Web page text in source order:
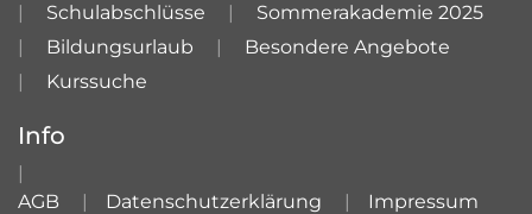
Schulabschlüsse
Sommerakademie 2025
Bildungsurlaub
Besondere Angebote
Kurssuche
Info
AGB Datenschutzerklärung Impressum